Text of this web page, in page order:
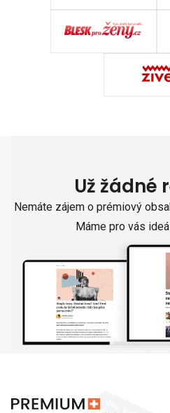
Už žádné
Nemáte zájem o prémiový
Máme pro vás